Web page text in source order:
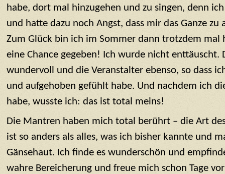
habe, dort mal hinzugehen und zu singen, denn
und hatte dazu noch Angst, dass mir das Ganze
Zum Glück bin ich im Sommer dann trotzdem mal
eine Chance gegeben! Ich wurde nicht enttäuscht.
wundervoll und die Veranstalter ebenso, so dass
und aufgehoben gefühlt habe. Und nachdem ich
habe, wusste ich: das ist total meins!
Die Mantren haben mich total berührt – die Art
ist so anders als alles, was ich bisher kannte und
Gänsehaut. Ich finde es wunderschön und
wahre Bereicherung und freue mich schon Tage